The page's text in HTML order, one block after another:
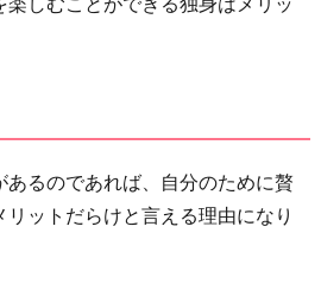
あるのであれば、自分のために贅
ットだらけと言える理由になり